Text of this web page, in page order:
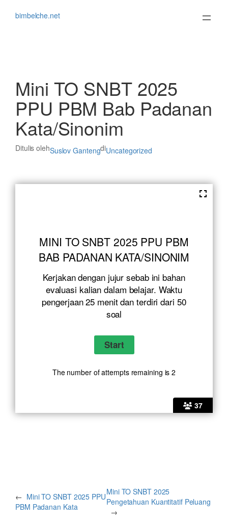
bimbelche.net
Mini TO SNBT 2025
PPU PBM Bab Padanan
Kata/Sinonim
Ditulis olehSuslov GantengdiUncategorized
37
MINI TO SNBT 2025 PPU PBM
BAB PADANAN KATA/SINONIM
Kerjakan dengan jujur sebab ini bahan
evaluasi kalian dalam belajar. Waktu
pengerjaan 25 menit dan terdiri dari 50
soal
The number of attempts remaining is 2
← Mini TO SNBT 2025 PPU
PBM Padanan Kata
Mini TO SNBT 2025
Pengetahuan Kuantitatif Peluang
→